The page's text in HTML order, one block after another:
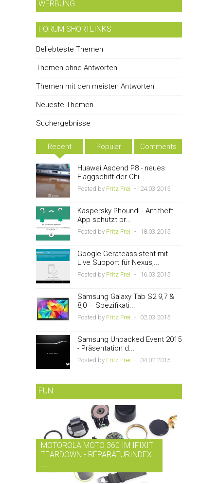
WERBUNG
FORUM SHORTLINKS
Beliebteste Themen
Themen ohne Antworten
Themen mit den meisten Antworten
Neueste Themen
Suchergebnisse
Recent Popular Comments
Huawei Ascend P8 - neues
Flaggschiff der Chi...
Posted by Fritz Frei - 24.03.2015
Kaspersky Phound! - Antitheft
App schützt pr...
Posted by Fritz Frei - 18.03.2015
Google Geräteassistent mit
Live Support für Nexus,...
Posted by Fritz Frei - 16.03.2015
Samsung Galaxy Tab S2 9,7 &
8,0 – Spezifikati...
Posted by Fritz Frei - 02.03.2015
Samsung Unpacked Event 2015
- Präsentation d...
Posted by Fritz Frei - 04.02.2015
FUN
MOTOROLA MOTO 360 IM IFIXIT
TEARDOWN - REPARATURINDEX